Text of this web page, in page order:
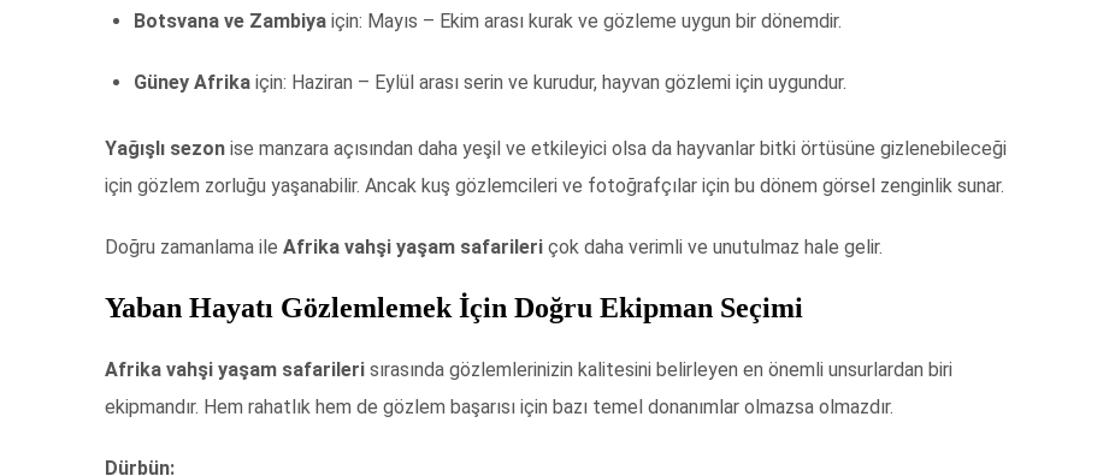
Botsvana ve Zambiya için: Mayıs – Ekim arası kurak ve gözleme uygun bir dönemdir.
Güney Afrika için: Haziran – Eylül arası serin ve kurudur, hayvan gözlemi için uygundur.
Yağışlı sezon ise manzara açısından daha yeşil ve etkileyici olsa da hayvanlar bitki örtüsüne gizlenebileceği
için gözlem zorluğu yaşanabilir. Ancak kuş gözlemcileri ve fotoğrafçılar için bu dönem görsel zenginlik sunar.
Doğru zamanlama ile Afrika vahşi yaşam safarileri çok daha verimli ve unutulmaz hale gelir.
Yaban Hayatı Gözlemlemek İçin Doğru Ekipman Seçimi
Afrika vahşi yaşam safarileri sırasında gözlemlerinizin kalitesini belirleyen en önemli unsurlardan biri
ekipmandır. Hem rahatlık hem de gözlem başarısı için bazı temel donanımlar olmazsa olmazdır.
Dürbün: